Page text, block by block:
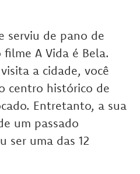
serviu de pano de
A Vida é Bela.
a cidade, você
centro histórico de
Entretanto, a sua
um passado
ser uma das 12